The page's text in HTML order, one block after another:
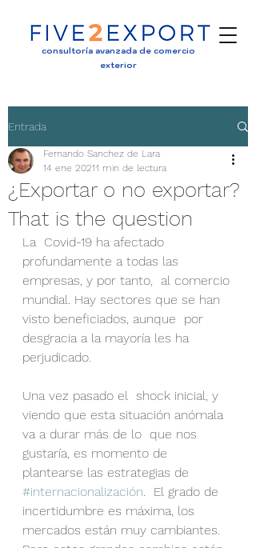
consultoría avanzada de comercio
exterior
Entrada
¿Exportar o no exportar?
That is the question
Fernando Sanchez de Lara
14 ene 20211 min de lectura
La  Covid-19 ha afectado
profundamente a todas las
empresas, y por tanto,  al comercio
mundial. Hay sectores que se han
visto beneficiados, aunque  por
desgracia a la mayoría les ha
perjudicado.
Una vez pasado el  shock inicial, y
viendo que esta situación anómala
va a durar más de lo  que nos
gustaría, es momento de
plantearse las estrategias de
#internacionalización.  El grado de
incertidumbre es máxima, los
mercados están muy cambiantes.